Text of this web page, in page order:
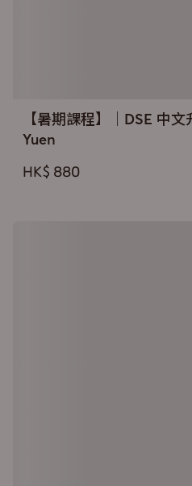
【暑期課程】｜DSE 中
Yuen
HK$ 880